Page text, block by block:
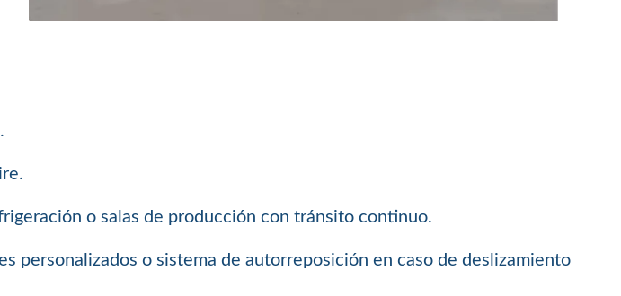
o salas de producción con tránsito continuo.
personalizados o sistema de autorreposición en caso de deslizamiento